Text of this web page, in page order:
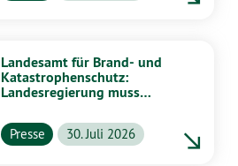
Landesamt für Brand- und
Katastrophenschutz:
Landesregierung muss
Presse 30. Juli 2026